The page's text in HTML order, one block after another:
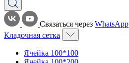
Связаться через WhatsApp
Кладочная сетка
Ячейка 100*100